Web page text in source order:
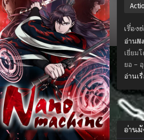
เรื่อง
อ่าน
เยี่ยม
ยอ –
อ่านเ
อ่านมั